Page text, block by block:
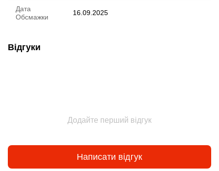
Дата
Обсмажки
16.09.2025
Відгуки
Додайте перший відгук
Написати відгук